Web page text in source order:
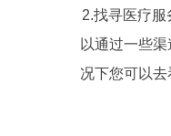
2.找寻医疗服
以通过一些
况下您可以